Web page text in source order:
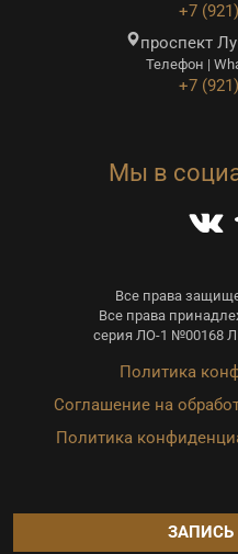
+7
проспект
Телефон |
+7
Мы в
Все права
Все права
серия ЛО-1 №00168
Политика
Соглашение на
Политика